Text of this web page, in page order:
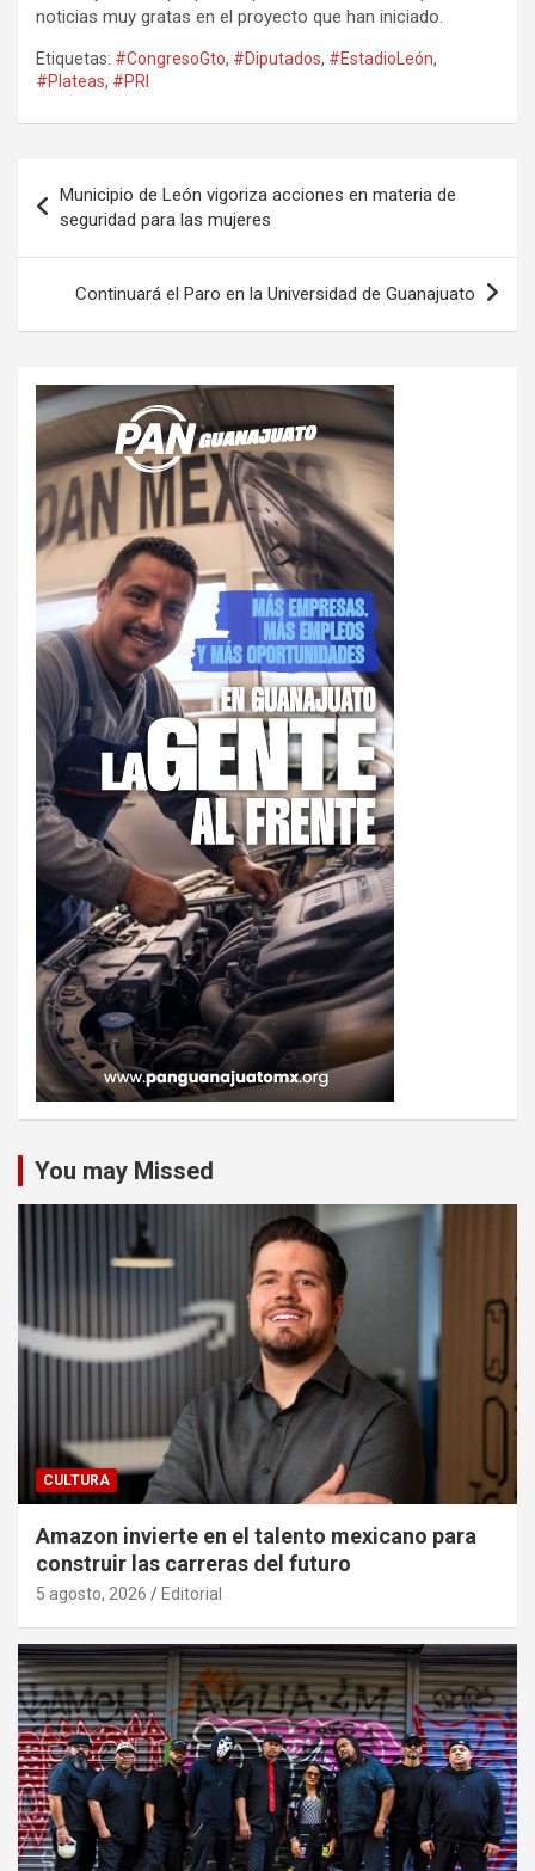
noticias muy gratas en el proyecto que han iniciado.
Etiquetas: #CongresoGto, #Diputados, #EstadioLeón,
#Plateas, #PRI
de
entradas
Municipio de León vigoriza acciones en materia de
seguridad para las mujeres
Continuará el Paro en la Universidad de Guanajuato
You may Missed
CULTURA
Amazon invierte en el talento mexicano para
construir las carreras del futuro
5 agosto, 2026 Editorial